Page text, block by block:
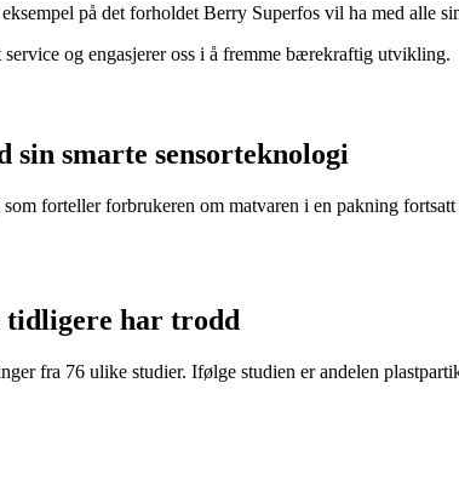
på det forholdet Berry Superfos vil ha med alle
og engasjerer oss i å fremme bærekraftig utvikling.
smarte sensorteknologi
forteller forbrukeren om matvaren i en pakning
har trodd
fra 76 ulike studier. Ifølge studien er andelen